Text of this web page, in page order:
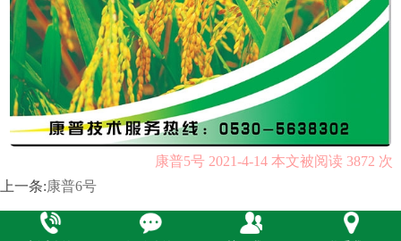
康普5号 2021-4-14 本文被阅读 3872 次
上一条:康普6号